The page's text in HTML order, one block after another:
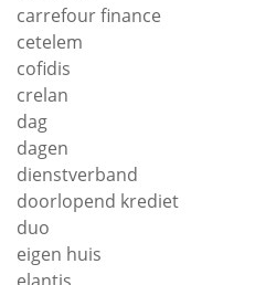
carrefour finance
cetelem
cofidis
crelan
dag
dagen
dienstverband
doorlopend krediet
duo
eigen huis